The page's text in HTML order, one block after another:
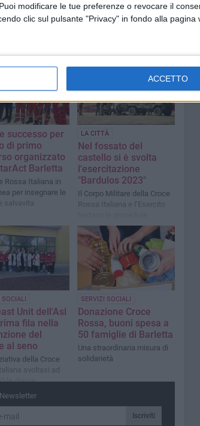
modificare le tue preferenze o revocare il
clic sul pulsante "Privacy" in fondo alla pagina
ACCETTO
successo per
di primo
organizzato
Barletta
Rossa Italiana in
per insegnare le
salvavita
LA CITTÀ
Nel fossato del
castello si è svolta
l'esercitazione
"Bardulos 2023"
Il Corpo Militare della Croce
Rossa Italiana e l’Esercito
tattiche e di soccorso del
personale
Unit dell'Asl
fila nella
del
al seno
della Croce
svoltasi ad
le donne
a visita dai
SERVIZI SOCIALI
Donazione Croce
Rossa, buoni spesa a
50 famiglie di Barletta
Una straordinaria misura di
solidarietà
Iscriviti